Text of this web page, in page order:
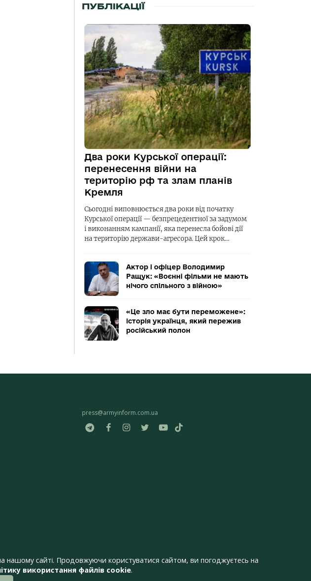
ПУБЛІКАЦІЇ
Два роки Курської операції:
перенесення війни на
територію рф та злам планів
Кремля
Сьогодні виповнюється два роки від початку
Курської операції — безпрецедентної за задумом
і виконанням кампанії, яка перенесла бойові дії
на територію держави-агресора. Цей крок…
Актор і офіцер Володимир
Ращук: «Воєнні фільми не мають
нічого спільного з війною»
«Це зло має бути переможене»:
історія українця, який пережив
російський полон
press@armyinform.com.ua
сайті. Продовжуючи користуватися сайтом, ви погоджуєтесь на
використання файлів cookie.